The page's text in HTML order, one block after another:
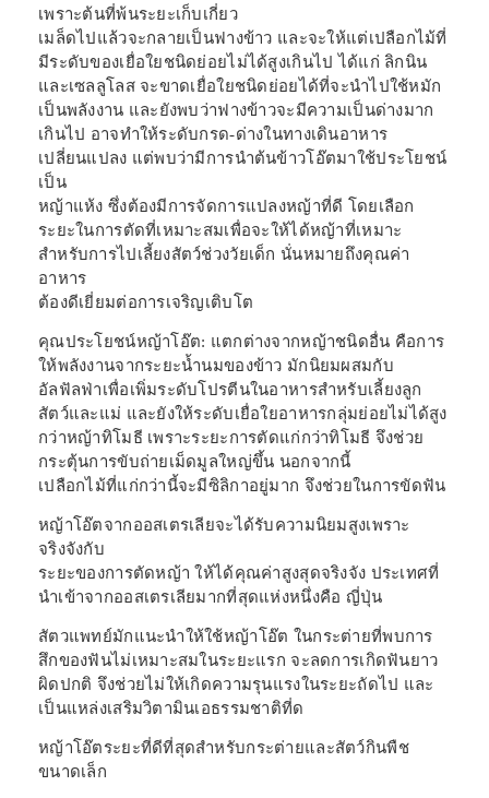
เพราะต้นที่พ้นระยะเก็บเกี่ยว
เมล็ดไปแล้วจะกลายเป็นฟางข้าว และจะให้แต่เปลือกไม้ที่
มีระดับของเยื่อใยชนิดย่อยไม่ได้สูงเกินไป ได้แก่ ลิกนิน
และเซลลูโลส จะขาดเยื่อใยชนิดย่อยได้ที่จะนำไปใช้หมัก
เป็นพลังงาน และยังพบว่าฟางข้าวจะมีความเป็นด่างมาก
เกินไป อาจทำให้ระดับกรด-ด่างในทางเดินอาหาร
เปลี่ยนแปลง แต่พบว่ามีการนำต้นข้าวโอ๊ตมาใช้ประโยชน์
เป็น
หญ้าแห้ง ซึ่งต้องมีการจัดการแปลงหญ้าที่ดี โดยเลือก
ระยะในการตัดที่เหมาะสมเพื่อจะให้ได้หญ้าที่เหมาะ
สำหรับการไปเลี้ยงสัตว์ช่วงวัยเด็ก นั่นหมายถึงคุณค่า
อาหาร
ต้องดีเยี่ยมต่อการเจริญเติบโต
คุณประโยชน์หญ้าโอ๊ต: แตกต่างจากหญ้าชนิดอื่น คือการ
ให้พลังงานจากระยะน้ำนมของข้าว มักนิยมผสมกับ
อัลฟัลฟ่าเพื่อเพิ่มระดับโปรตีนในอาหารสำหรับเลี้ยงลูก
สัตว์และแม่ และยังให้ระดับเยื่อใยอาหารกลุ่มย่อยไม่ได้สูง
กว่าหญ้าทิโมธี เพราะระยะการตัดแก่กว่าทิโมธี จึงช่วย
กระตุ้นการขับถ่ายเม็ดมูลใหญ่ขึ้น นอกจากนี้
เปลือกไม้ที่แก่กว่านี้จะมีซิลิกาอยู่มาก จึงช่วยในการขัดฟัน
หญ้าโอ๊ตจากออสเตรเลียจะได้รับความนิยมสูงเพราะ
จริงจังกับ
ระยะของการตัดหญ้า ให้ได้คุณค่าสูงสุดจริงจัง ประเทศที่
นำเข้าจากออสเตรเลียมากที่สุดแห่งหนึ่งคือ ญี่ปุ่น
สัตวแพทย์มักแนะนำให้ใช้หญ้าโอ๊ต ในกระต่ายที่พบการ
สึกของฟันไม่เหมาะสมในระยะแรก จะลดการเกิดฟันยาว
ผิดปกติ จึงช่วยไม่ให้เกิดความรุนแรงในระยะถัดไป และ
เป็นแหล่งเสริมวิตามินเอธรรมชาติที่ด
หญ้าโอ๊ตระยะที่ดีที่สุดสำหรับกระต่ายและสัตว์กินพืช
ขนาดเล็ก